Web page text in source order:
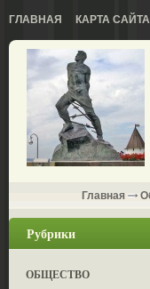
ГЛАВНАЯ КАРТА САЙТА
Главная
Рубрики
ОБЩЕСТВО